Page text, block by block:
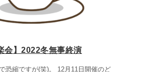
会】2022冬無事終演
恐縮ですが(笑)。 12月11日開催のど